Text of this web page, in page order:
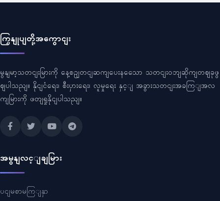
ကြှနျုပျတို့အကွောငျး
မွနျမာ့သတငျးမြားကို နေ့စဥျတငျဆကျပေးနသေော သတငျးဝဘျဆိုကျတဈခုဖွ
ဈပါသညျ။ နိုငျငံရေး၊ စီးပှားရေး၊ လူမှုရေး နှင့ျ အခွားသတငျးအခကြျအလ
ကျမြားကို ဖတျရှုနိုငျပါသညျ။
အမွနျလင့ျချမြား
ပငျမစာမကြျနှာ